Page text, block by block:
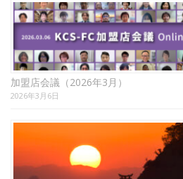
加盟店会議（2026年3月）
2026年3月6日